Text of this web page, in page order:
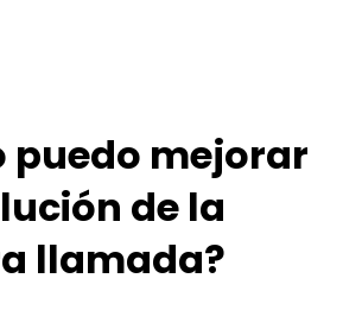
puedo mejorar
de la
llamada?